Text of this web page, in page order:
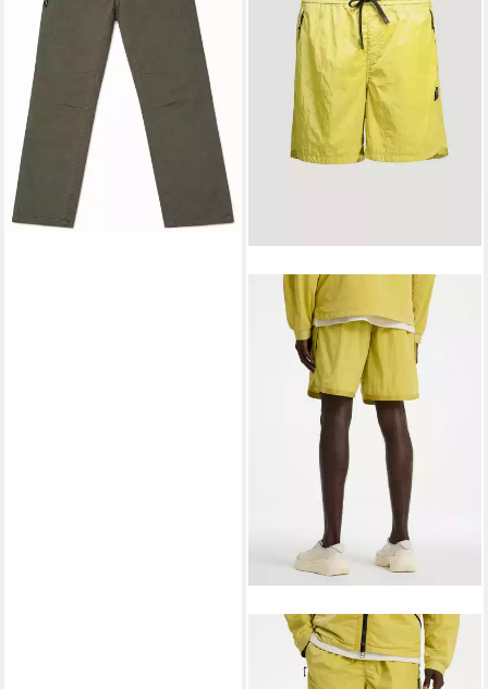
36,25 € 99,95 €
-64%
CHASIN'
5-Pocket-Hose
79,95 €